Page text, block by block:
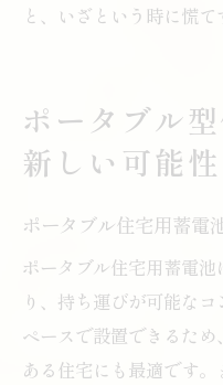
と、いざという時に慌て
ポータブル
新しい可能性
ポータブル住宅用蓄電
ポータブル住宅用蓄電
り、持ち運びが可能な
ペースで設置できるた
ある住宅にも最適です